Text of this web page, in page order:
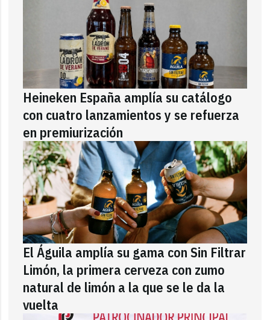
Heineken España amplía su catálogo
con cuatro lanzamientos y se refuerza
en premiurización
El Águila amplía su gama con Sin Filtrar
Limón, la primera cerveza con zumo
natural de limón a la que se le da la
vuelta